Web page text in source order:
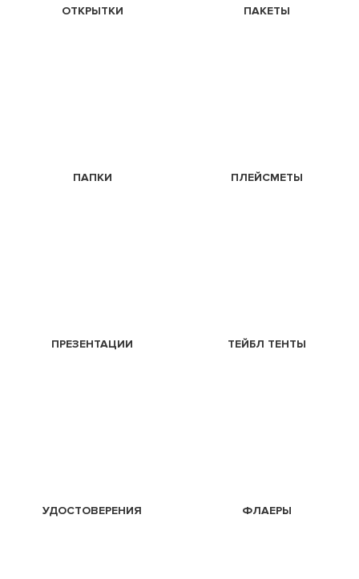
ОТКРЫТКИ ПАКЕТЫ
ПАПКИ ПЛЕЙСМЕТЫ
ПРЕЗЕНТАЦИИ ТЕЙБЛ ТЕНТЫ
УДОСТОВЕРЕНИЯ ФЛАЕРЫ